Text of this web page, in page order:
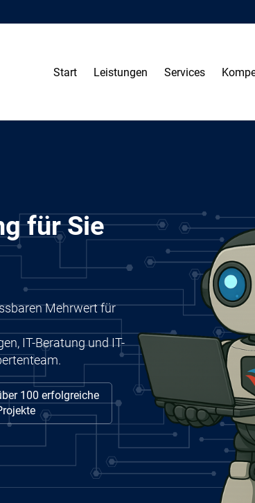
Start Leistungen Services
für Sie
Mehrwert für
IT-Beratung und IT-
100 erfolgreiche